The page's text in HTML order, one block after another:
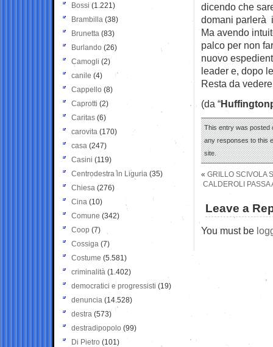
dicendo che
domani parlerà
Ma avendo
palco per non
nuovo
leader e, dopo
Resta da
(da “
This entry was posted
any responses to this
site.
« GRILLO SCIVOLA
CALDEROLI PASSA
Leave a
You must be
Bossi (1.221)
Brambilla (38)
Brunetta (83)
Burlando (26)
Camogli (2)
canile (4)
Cappello (8)
Caprotti (2)
Caritas (6)
carovita (170)
casa (247)
Casini (119)
Centrodestra in Liguria (35)
Chiesa (276)
Cina (10)
Comune (342)
Coop (7)
Cossiga (7)
Costume (5.581)
criminalità (1.402)
democratici e progressisti (19)
denuncia (14.528)
destra (573)
destradipopolo (99)
Di Pietro (101)